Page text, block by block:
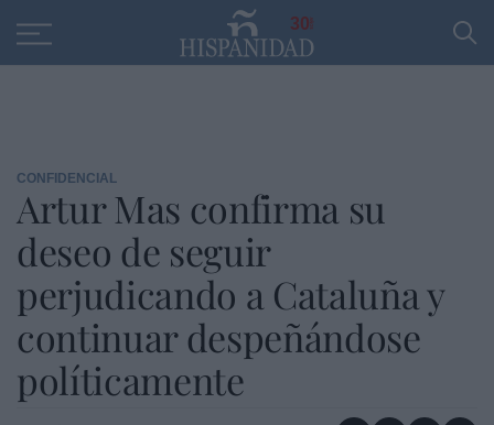
30
CONFIDENCIAL
Artur Mas confirma su
deseo de seguir
perjudicando a Cataluña y
continuar despeñándose
políticamente